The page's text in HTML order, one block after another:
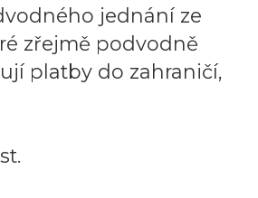
jednání ze
zřejmě podvodně
platby do zahraničí,